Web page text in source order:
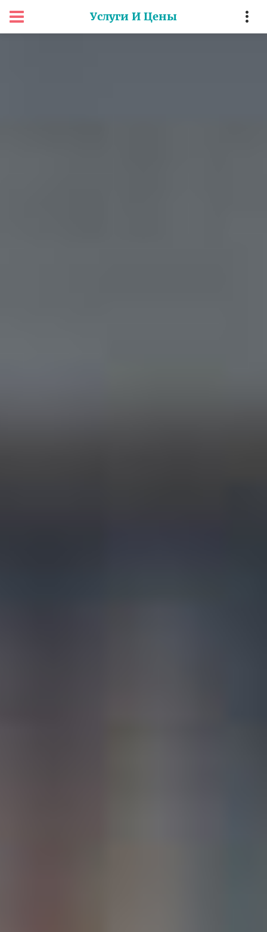
Услуги И Цены